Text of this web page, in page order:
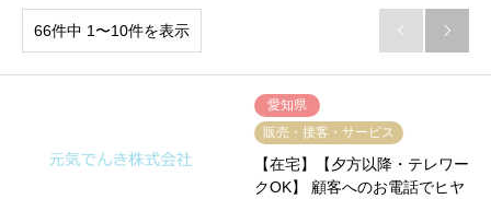
66件中 1〜10件を表示  
愛知県
販売・接客・サービス
【在宅】【夕方以降・テレワー
クOK】 顧客へのお電話でヒヤ